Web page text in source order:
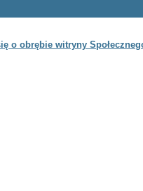
o obrębie witryny